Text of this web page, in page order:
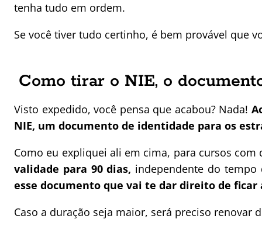
tenha tudo em ordem.
Se você tiver tudo certinho, é bem provável que
Como tirar o NIE, o
Visto expedido, você pensa que acabou? Nada!
NIE, um documento de identidade para os
Como eu expliquei ali em cima, para cursos
validade para 90 dias, independente do
esse documento que vai te dar direito de ficar
Caso a duração seja maior, será preciso renovar